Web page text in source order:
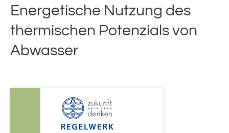
Energetische Nutzung des
thermischen Potenzials von
Abwasser